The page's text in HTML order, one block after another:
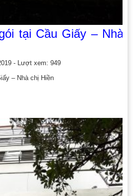
tại Cầu Giấy – Nhà
- Lượt xem: 949
– Nhà chị Hiền